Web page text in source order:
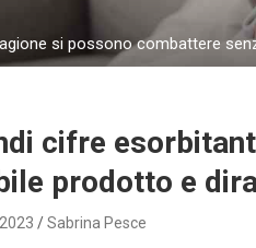
si possono combattere
cifre
prodotto e
Sabrina Pesce